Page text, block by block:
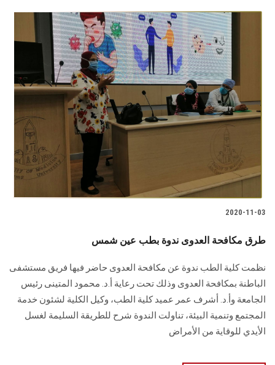
2020-11-03
طرق مكافحة العدوى ندوة بطب عين شمس
نظمت كلية الطب ندوة عن مكافحة العدوى حاضر فيها فريق مستشفى
الباطنة بمكافحة العدوى وذلك تحت رعاية أ.د. محمود المتينى رئيس
الجامعة وأ.د. أشرف عمر عميد كلية الطب، وكيل الكلية لشئون خدمة
المجتمع وتنمية البيئة، تناولت الندوة شرح للطريقة السليمة لغسل
الأيدي للوقاية من الأمراض